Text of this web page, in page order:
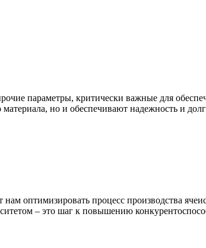
параметры, критически важные для
но и обеспечивают надежность и
оптимизировать процесс производства
– это шаг к повышению